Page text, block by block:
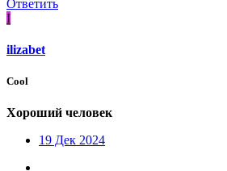
Ответить
I
ilizabet
Cool
Хороший человек
19 Дек 2024